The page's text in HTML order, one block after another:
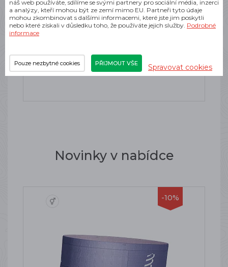
SALEWA TRANSFLOW BAG 2.0L
TRANSPARENT
SKLADEM
Novinky v nabídce
-10%
náš web používáte, sdílíme se svými partnery pro sociální média, inzerci
a analýzy, kteří mohou být ze zemí mimo EU. Partneři tyto údaje
mohou zkombinovat s dalšími informacemi, které jste jim poskytli
nebo které získali v důsledku toho, že používáte jejich služby. Podrobné
informace
Pouze nezbytné cookies PŘIJMOUT VŠE Spravovat cookies